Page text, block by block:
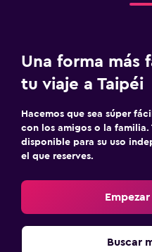
Una forma más
tu viaje a Taipéi
Hacemos que sea súper
con los amigos o la familia.
disponible para su uso
el que reserves.
Buscar